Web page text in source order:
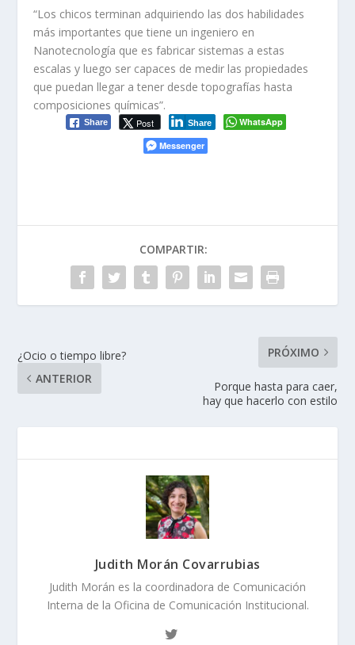
“Los chicos terminan adquiriendo las dos habilidades
más importantes que tiene un ingeniero en
Nanotecnología que es fabricar sistemas a estas
escalas y luego ser capaces de medir las propiedades
que puedan llegar a tener desde topografías hasta
composiciones químicas”.
Share Post Share
WhatsApp
Messenger
COMPARTIR:
¿Ocio o tiempo libre?
ANTERIOR
PRÓXIMO
Porque hasta para caer,
hay que hacerlo con estilo
Judith Morán Covarrubias
Judith Morán es la coordinadora de Comunicación
Interna de la Oficina de Comunicación Institucional.